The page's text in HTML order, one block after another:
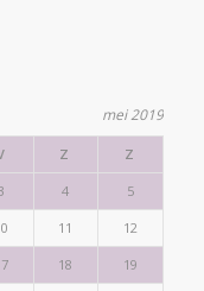
mei 2019
Z Z
4 5
11 12
18 19